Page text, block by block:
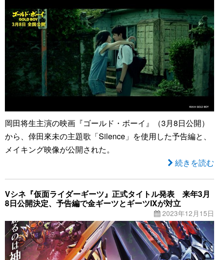
岡田将生主演の映画『ゴールド・ボーイ』（3月8日公開）
から、倖田來未の主題歌「Silence」を使用した予告編と、
メイキング映像が公開された。
続きを読む
Vシネ『仮面ライダーギーツ』正式タイトル発表 来年3月
8日公開決定、予告編で金ギーツとギーツIXが対立
2023年12月15日